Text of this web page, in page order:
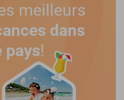
meilleurs
dans
pays!